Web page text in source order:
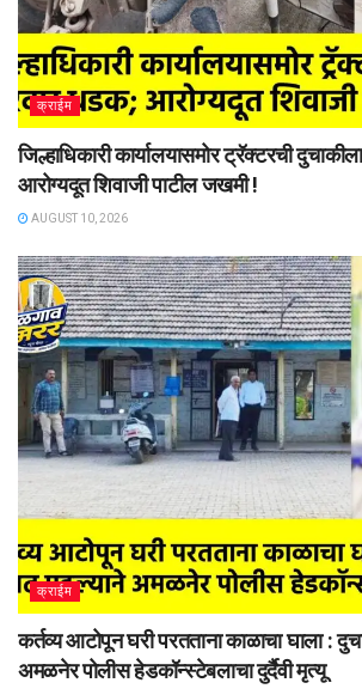
क्राईम
जिल्हाधिकारी कार्यालयासमोर ट्रॅक्टरची
आरोग्यदूत शिवाजी पाटील जखमी !
AUGUST 10, 2026
क्राईम
कर्तव्य आटोपून घरी परतताना काळाचा घाला :
अमळनेर पोलीस हेडकॉन्स्टेबलाचा दुर्दैवी मृत्यू